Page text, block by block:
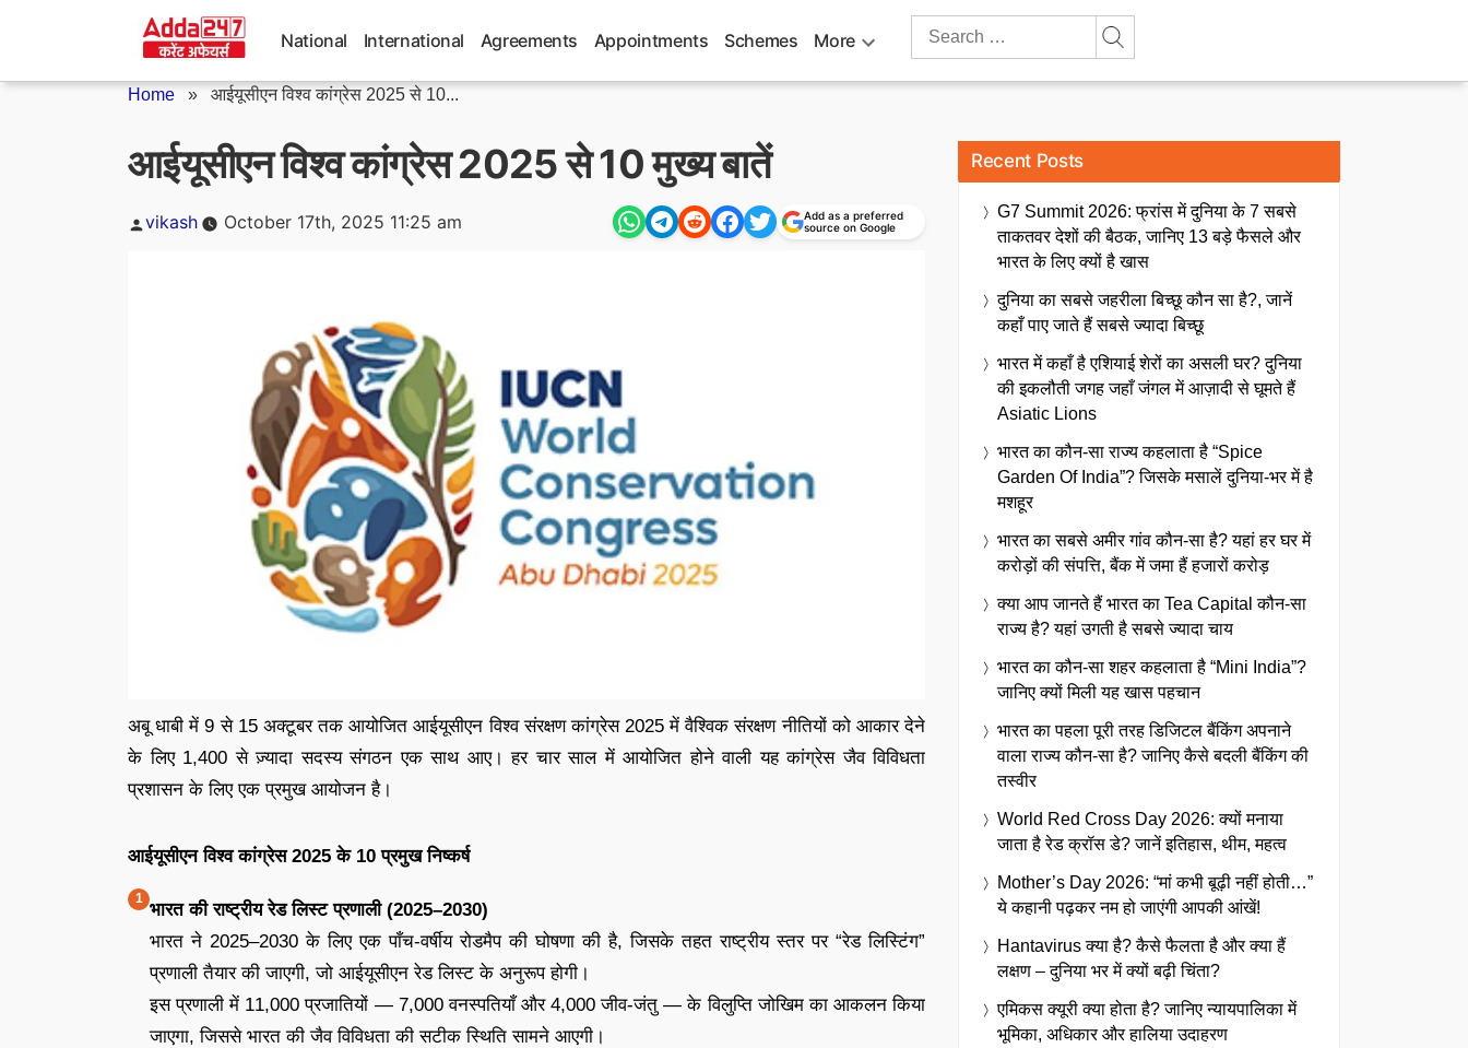
National International Agreements Appointments Schemes More
Search
Home » आईयूसीएन विश्व कांग्रेस 2025 से 10...
आईयूसीएन विश्व कांग्रेस 2025 से 10 मुख्य बातें
Posted
vikash October 17th, 2025 11:25 am
Add as a preferred
source on Google
अबू धाबी में 9 से 15 अक्टूबर तक आयोजित आईयूसीएन विश्व संरक्षण कांग्रेस 2025 में वैश्विक संरक्षण नीतियों को आकार देने
के लिए 1,400 से ज़्यादा सदस्य संगठन एक साथ आए। हर चार साल में आयोजित होने वाली यह कांग्रेस जैव विविधता
प्रशासन के लिए एक प्रमुख आयोजन है।
आईयूसीएन विश्व कांग्रेस 2025 के 10 प्रमुख निष्कर्ष
भारत की राष्ट्रीय रेड लिस्ट प्रणाली (2025–2030)
भारत ने 2025–2030 के लिए एक पाँच-वर्षीय रोडमैप की घोषणा की है, जिसके तहत राष्ट्रीय स्तर पर “रेड लिस्टिंग”
प्रणाली तैयार की जाएगी, जो आईयूसीएन रेड लिस्ट के अनुरूप होगी।
इस प्रणाली में 11,000 प्रजातियों — 7,000 वनस्पतियाँ और 4,000 जीव-जंतु — के विलुप्ति जोखिम का आकलन किया
जाएगा, जिससे भारत की जैव विविधता की सटीक स्थिति सामने आएगी।
Recent Posts
G7 Summit 2026: फ्रांस में दुनिया के 7 सबसे
ताकतवर देशों की बैठक, जानिए 13 बड़े फैसले और
भारत के लिए क्यों है खास
दुनिया का सबसे जहरीला बिच्छू कौन सा है?, जानें
कहाँ पाए जाते हैं सबसे ज्यादा बिच्छू
भारत में कहाँ है एशियाई शेरों का असली घर? दुनिया
की इकलौती जगह जहाँ जंगल में आज़ादी से घूमते हैं
Asiatic Lions
भारत का कौन-सा राज्य कहलाता है “Spice
Garden Of India”? जिसके मसालें दुनिया-भर में है
मशहूर
भारत का सबसे अमीर गांव कौन-सा है? यहां हर घर में
करोड़ों की संपत्ति, बैंक में जमा हैं हजारों करोड़
क्या आप जानते हैं भारत का Tea Capital कौन-सा
राज्य है? यहां उगती है सबसे ज्यादा चाय
भारत का कौन-सा शहर कहलाता है “Mini India”?
जानिए क्यों मिली यह खास पहचान
भारत का पहला पूरी तरह डिजिटल बैंकिंग अपनाने
वाला राज्य कौन-सा है? जानिए कैसे बदली बैंकिंग की
तस्वीर
World Red Cross Day 2026: क्यों मनाया
जाता है रेड क्रॉस डे? जानें इतिहास, थीम, महत्व
Mother’s Day 2026: “मां कभी बूढ़ी नहीं होती…”
ये कहानी पढ़कर नम हो जाएंगी आपकी आंखें!
Hantavirus क्या है? कैसे फैलता है और क्या हैं
लक्षण – दुनिया भर में क्यों बढ़ी चिंता?
एमिकस क्यूरी क्या होता है? जानिए न्यायपालिका में
भूमिका, अधिकार और हालिया उदाहरण